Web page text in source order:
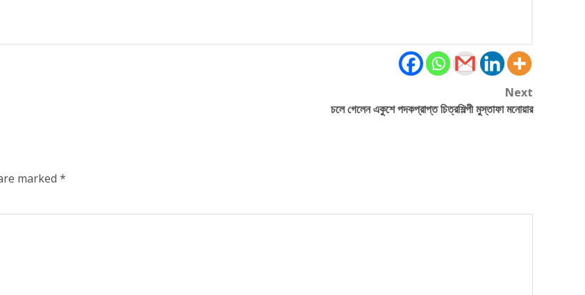
Next
চলে গেলেন একুশে পদকপ্রাপ্ত চিত্রশিল্পী মুস্তাফা মনোয়ার
marked *